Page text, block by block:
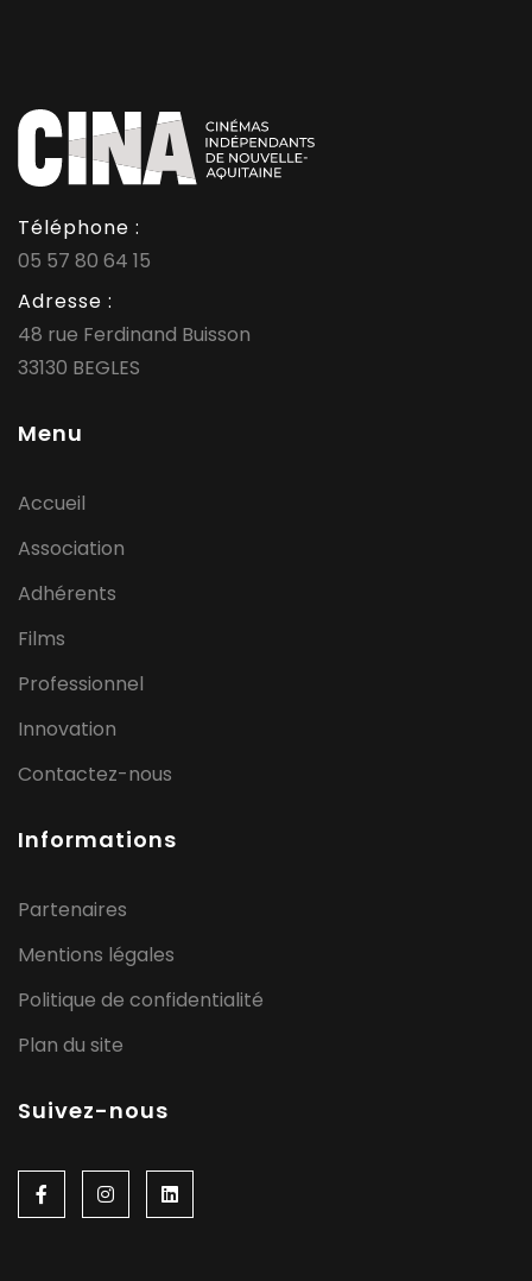
Téléphone :
05 57 80 64 15
Adresse :
48 rue Ferdinand Buisson
33130 BEGLES
Menu
Accueil
Association
Adhérents
Films
Professionnel
Innovation
Contactez-nous
Informations
Partenaires
Mentions légales
Politique de confidentialité
Plan du site
Suivez-nous